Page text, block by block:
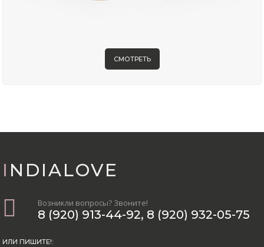
СМОТРЕТЬ
INDIALOVE
Возникли вопросы? Звоните!
8 (920) 913-44-92, 8 (920) 932-05-75
ИЛИ ПИШИТЕ!: